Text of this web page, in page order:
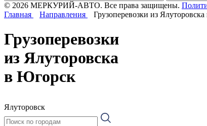
© 2026 МЕРКУРИЙ-АВТО. Все права защищены.
Главная
Направления Грузоперевозки из
Грузоперевозки
из Ялуторовска
в Югорск
Ялуторовск